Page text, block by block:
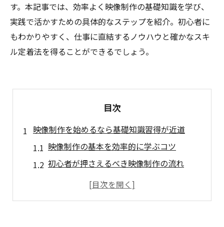
す。本記事では、効率よく映像制作の基礎知識を学び、
実践で活かすための具体的なステップを紹介。初心者に
もわかりやすく、仕事に直結するノウハウと確かなスキ
ル定着法を得ることができるでしょう。
目次
映像制作を始めるなら基礎知識習得が近道
映像制作の基本を効率的に学ぶコツ
初心者が押さえるべき映像制作の流れ
映像制作に役立つ基礎知識の集め方